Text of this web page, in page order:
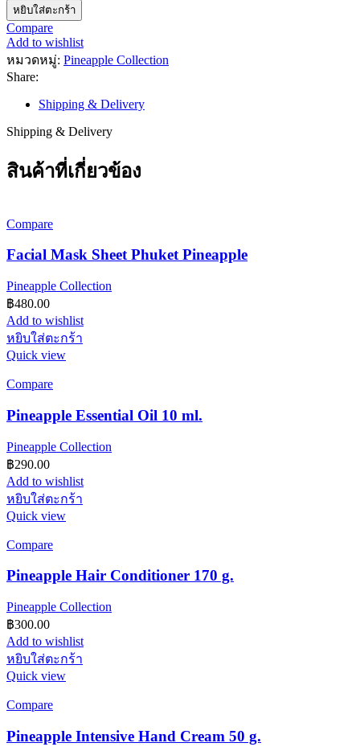
Pineapple
Shampoo
250
ml.
หยิบใส่ตะกร้า
Compare
Add to wishlist
หมวดหมู่: Pineapple Collection
Share:
Shipping & Delivery
Shipping & Delivery
สินค้าที่เกี่ยวข้อง
Compare
Facial Mask Sheet Phuket Pineapple
Pineapple Collection
฿480.00
Add to wishlist
หยิบใส่ตะกร้า
Quick view
Compare
Pineapple Essential Oil 10 ml.
Pineapple Collection
฿290.00
Add to wishlist
หยิบใส่ตะกร้า
Quick view
Compare
Pineapple Hair Conditioner 170 g.
Pineapple Collection
฿300.00
Add to wishlist
หยิบใส่ตะกร้า
Quick view
Compare
Pineapple Intensive Hand Cream 50 g.